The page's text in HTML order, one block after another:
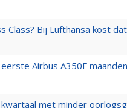
Class? Bij Lufthansa kost
Airbus A350F
met minder